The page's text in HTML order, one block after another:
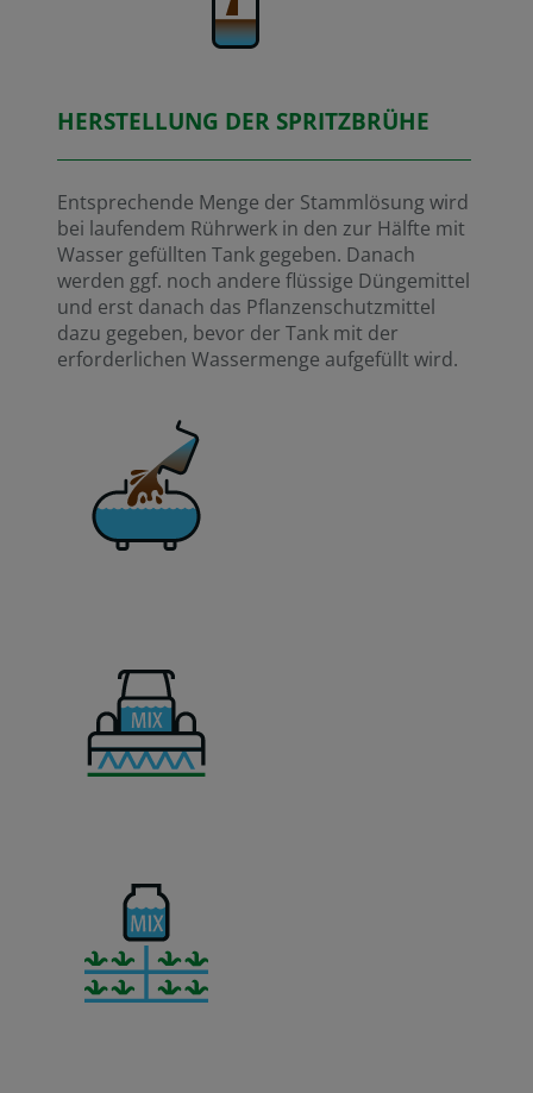
HERSTELLUNG DER SPRITZBRÜHE
Entsprechende Menge der Stammlösung wird
bei laufendem Rührwerk in den zur Hälfte mit
Wasser gefüllten Tank gegeben. Danach
werden ggf. noch andere flüssige Düngemittel
und erst danach das Pflanzenschutzmittel
dazu gegeben, bevor der Tank mit der
erforderlichen Wassermenge aufgefüllt wird.